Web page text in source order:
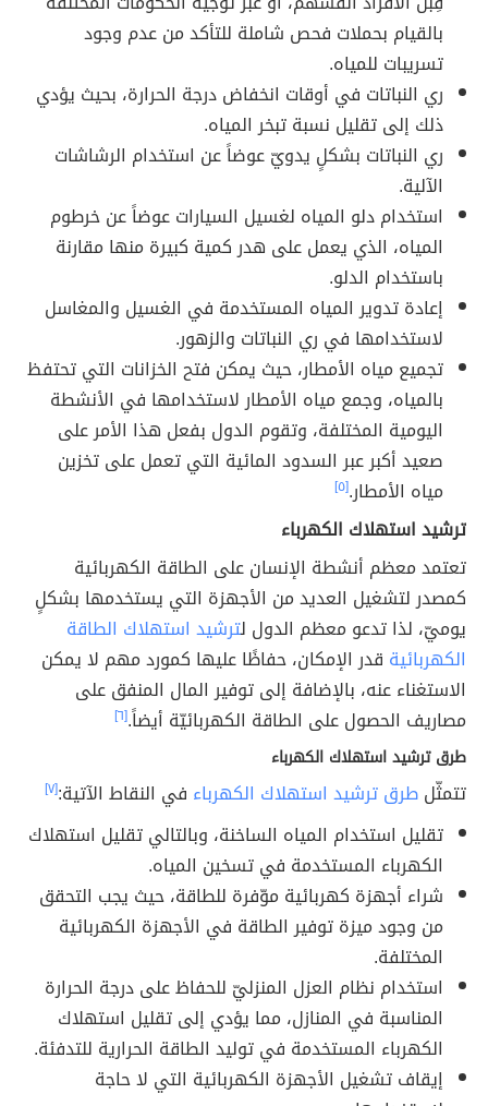
بالقيام بحملات فحص شاملة للتأكد من عدم وجود
تسريبات للمياه.
ري النباتات في أوقات انخفاض درجة الحرارة، بحيث يؤدي
ذلك إلى تقليل نسبة تبخر المياه.
ري النباتات بشكلٍ يدويّ عوضاً عن استخدام الرشاشات
الآلية.
استخدام دلو المياه لغسيل السيارات عوضاً عن خرطوم
المياه، الذي يعمل على هدر كمية كبيرة منها مقارنة
باستخدام الدلو.
إعادة تدوير المياه المستخدمة في الغسيل والمغاسل
لاستخدامها في ري النباتات والزهور.
تجميع مياه الأمطار، حيث يمكن فتح الخزانات التي تحتفظ
بالمياه، وجمع مياه الأمطار لاستخدامها في الأنشطة
اليومية المختلفة، وتقوم الدول بفعل هذا الأمر على
صعيد أكبر عبر السدود المائية التي تعمل على تخزين
مياه الأمطار.[٥]
ترشيد استهلاك الكهرباء
تعتمد معظم أنشطة الإنسان على الطاقة الكهربائية
كمصدر لتشغيل العديد من الأجهزة التي يستخدمها بشكلٍ
يوميّ، لذا تدعو معظم الدول لترشيد استهلاك الطاقة
الكهربائية قدر الإمكان، حفاظًا عليها كمورد مهم لا يمكن
الاستغناء عنه، بالإضافة إلى توفير المال المنفق على
مصاريف الحصول على الطاقة الكهربائيّة أيضاً.[٦]
طرق ترشيد استهلاك الكهرباء
تتمثّلطرق ترشيد استهلاك الكهرباء في النقاط الآتية:[٧]
تقليل استخدام المياه الساخنة، وبالتالي تقليل استهلاك
الكهرباء المستخدمة في تسخين المياه.
شراء أجهزة كهربائية موّفرة للطاقة، حيث يجب التحقق
من وجود ميزة توفير الطاقة في الأجهزة الكهربائية
المختلفة.
استخدام نظام العزل المنزليّ للحفاظ على درجة الحرارة
المناسبة في المنازل، مما يؤدي إلى تقليل استهلاك
الكهرباء المستخدمة في توليد الطاقة الحرارية للتدفئة.
إيقاف تشغيل الأجهزة الكهربائية التي لا حاجة